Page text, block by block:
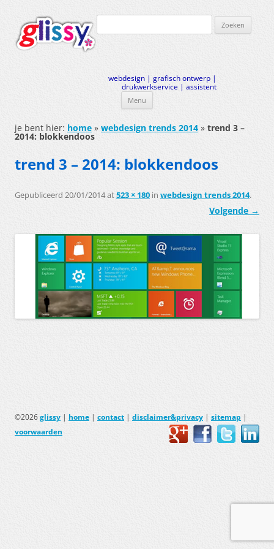
webdesign | grafisch ontwerp |
drukwerkservice | assistent
Zoeken
Menu
naar
de
inhoud
je bent hier: home » webdesign trends 2014 » trend 3 –
2014: blokkendoos
trend 3 – 2014: blokkendoos
Gepubliceerd 20/01/2014at523 × 180 in webdesign trends 2014.
Volgende →
©2026glissy | home | contact | disclaimer&privacy | sitemap |
voorwaarden